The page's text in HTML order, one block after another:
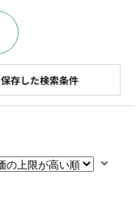
保存した検索条件